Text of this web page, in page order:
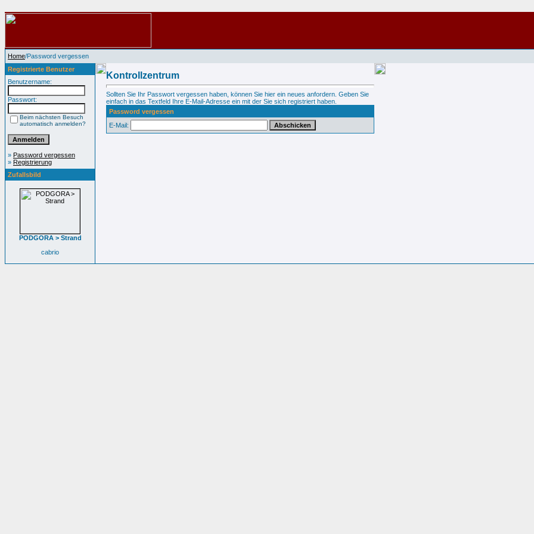
Home/Password vergessen
Registrierte Benutzer
Benutzername:
Passwort:
Beim nächsten Besuch
automatisch anmelden?
» Password vergessen
» Registrierung
Zufallsbild
PODGORA > Strand
cabrio
Kontrollzentrum
Sollten Sie Ihr Passwort vergessen haben, können Sie hier ein neues anfordern. Geben Sie
einfach in das Textfeld Ihre E-Mail-Adresse ein mit der Sie sich registriert haben.
Password vergessen
E-Mail: